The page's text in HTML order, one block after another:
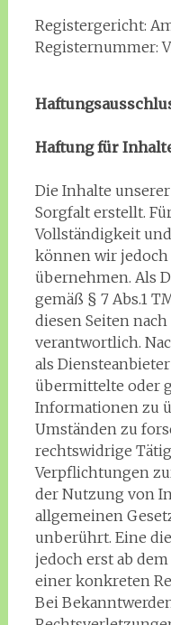
Registergericht:
Registernummer:
Haftung für
Die Inhalte
Sorgfalt erstellt.
Vollständigkeit
können wir jedoch
übernehmen. Als
gemäß § 7 Abs.1
diesen Seiten
verantwortlich.
als
übermittelte oder
Informationen zu
Umständen zu
rechtswidrige
Verpflichtungen
der Nutzung von
allgemeinen
unberührt. Eine
jedoch erst ab
einer konkreten
Bei